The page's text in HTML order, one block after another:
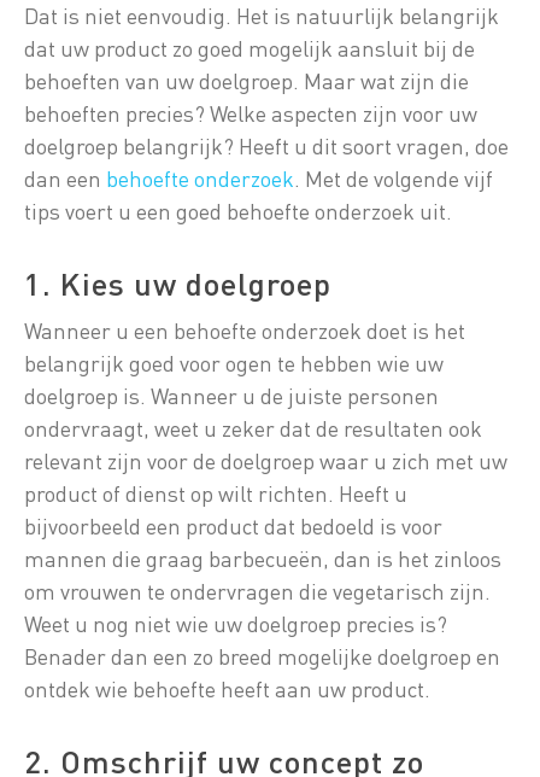
Dat is niet eenvoudig. Het is natuurlijk belangrijk
dat uw product zo goed mogelijk aansluit bij de
behoeften van uw doelgroep. Maar wat zijn die
behoeften precies? Welke aspecten zijn voor uw
doelgroep belangrijk? Heeft u dit soort vragen, doe
dan een behoefte onderzoek . Met de volgende vijf
tips voert u een goed behoefte onderzoek uit.
1. Kies uw doelgroep
Wanneer u een behoefte onderzoek doet is het
belangrijk goed voor ogen te hebben wie uw
doelgroep is. Wanneer u de juiste personen
ondervraagt, weet u zeker dat de resultaten ook
relevant zijn voor de doelgroep waar u zich met uw
product of dienst op wilt richten. Heeft u
bijvoorbeeld een product dat bedoeld is voor
mannen die graag barbecueën, dan is het zinloos
om vrouwen te ondervragen die vegetarisch zijn.
Weet u nog niet wie uw doelgroep precies is?
Benader dan een zo breed mogelijke doelgroep en
ontdek wie behoefte heeft aan uw product.
2. Omschrijf uw concept zo